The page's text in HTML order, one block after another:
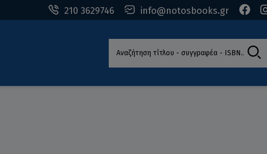
210 3629746 info@notosbooks.gr
Αναζήτηση τίτλου - συγγραφέα - ISBN